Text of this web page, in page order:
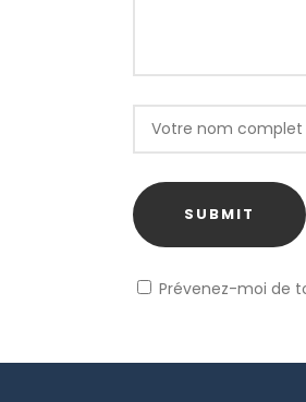
Prévenez-moi de